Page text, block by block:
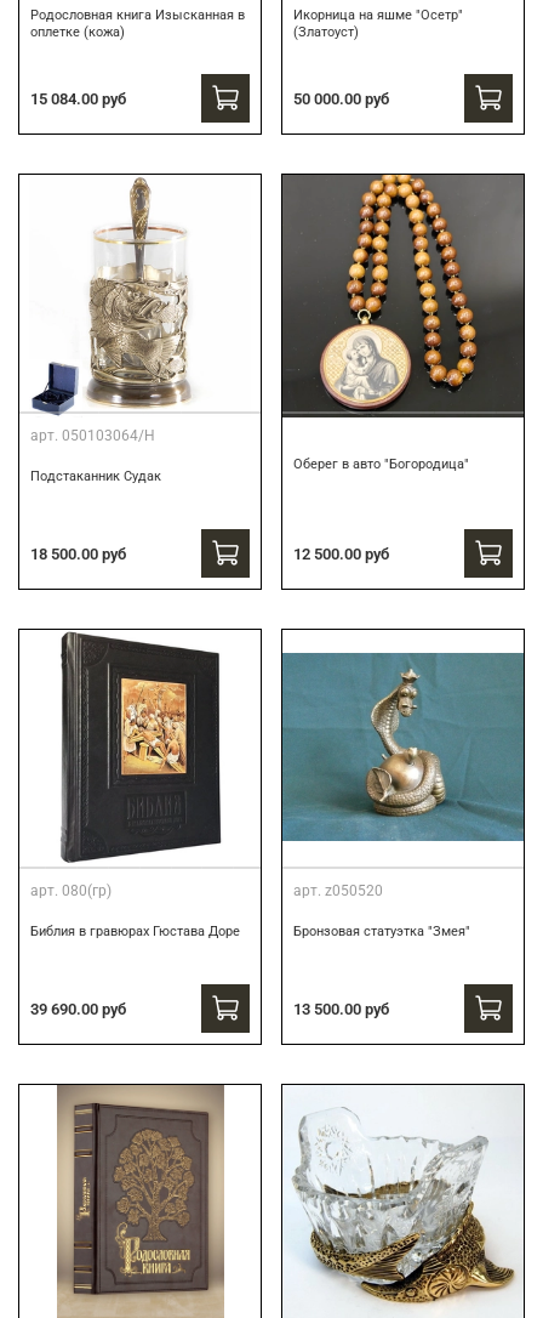
Родословная книга Изысканная в
оплетке (кожа)
15 084.00 руб
Икорница на яшме "Осетр"
(Златоуст)
50 000.00 руб
арт. 050103064/Н
Подстаканник Судак
18 500.00 руб
Оберег в авто "Богородица"
12 500.00 руб
арт. 080(гр)
Библия в гравюрах Гюстава Доре
39 690.00 руб
арт. z050520
Бронзовая статуэтка "Змея"
13 500.00 руб